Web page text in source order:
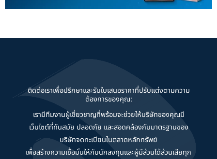
ติดต่อเราเพื่อปรึกษาและรับใบเสนอราคาที่ปรับแต่งตามความ
ต้องการของคุณ:
เรามีทีมงานผู้เชี่ยวชาญที่พร้อมจะช่วยให้บริษัทของคุณมี
เว็บไซต์ที่ทันสมัย ปลอดภัย และสอดคล้องกับมาตรฐานของ
บริษัทจดทะเบียนในตลาดหลักทรัพย์
เพื่อสร้างความเชื่อมั่นให้กับนักลงทุนและผู้มีส่วนได้ส่วนเสียทุก